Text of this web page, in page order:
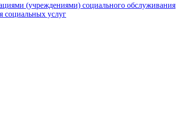
(учреждениями) социального обслуживания
социальных услуг